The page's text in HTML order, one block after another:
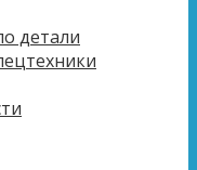
детали